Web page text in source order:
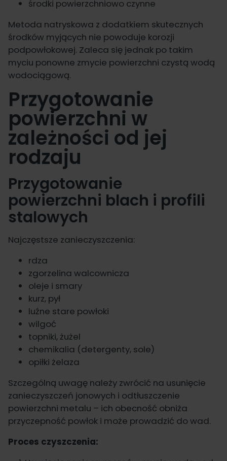
środki powierzchniowo czynne
Metoda natryskowa z dodatkiem skutecznych
środków myjących nie powoduje korozji
podpowłokowej. Zaleca się jednak po takim
myciu ponowne zmycie powierzchni czystą wodą
wodociągową.
Przygotowanie
powierzchni w
zależności od jej
rodzaju
Przygotowanie
powierzchni blach i profili
stalowych
Najczęstsze zanieczyszczenia:
rdza
zgorzelina walcownicza
oleje i smary
kurz, pył
luźne stare powłoki
wilgoć
topniki, żużel
chemikalia (detergenty, sole)
opiłki żelaza
Szczególną uwagę należy zwrócić na usunięcie
zanieczyszczeń jonowych i odtłuszczenie
powierzchni metalu – ich obecność obniża
przyczepność powłok i może prowadzić do wad.
Proces czyszczenia: